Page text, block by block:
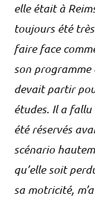
elle était à
toujours été
faire face
son programme
devait partir
études. Il a
été réservés
scénario
qu’elle soit
sa motricité,